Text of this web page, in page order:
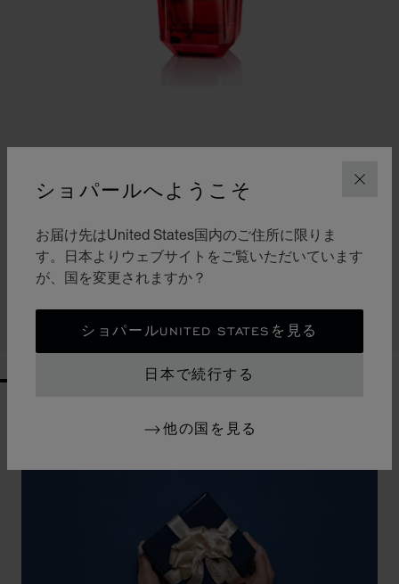
閉じる
ショパールへようこそ
お届け先はUnited States国内のご住所に限りま
す。日本よりウェブサイトをご覧いただいています
が、国を変更されますか？
ショパールUNITED STATESを見る
日本で続行する
他の国を見る
スライドに移動 1
スライドに移動 2
ラブ ショパール
30ML オードパルファム
お問い合わせ